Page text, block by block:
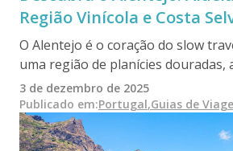
Região Vinícola e Costa
O Alentejo é o coração do slow
uma região de planícies douradas,
branco, costas selvagens e
profundas. Este guia destaca os
visitar, joias escondidas,
passeios organizados para o
3 de dezembro de 2025
Publicado em:Portugal,Guias de